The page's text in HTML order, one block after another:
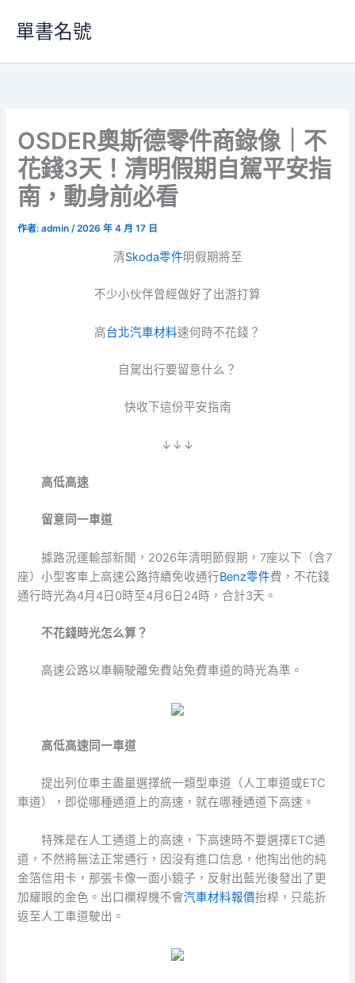
要
單書名號
OSDER奧斯德零件商錄像｜不
花錢3天！清明假期自駕平安指
南，動身前必看
作者:admin/2026 年 4 月 17 日
清Skoda零件明假期將至
不少小伙伴曾經做好了出游打算
高台北汽車材料速何時不花錢？
自駕出行要留意什么？
快收下這份平安指南
↓↓↓
高低高速
留意同一車道
據路況運輸部新聞，2026年清明節假期，7座以下（含7
座）小型客車上高速公路持續免收通行Benz零件費，不花錢
通行時光為4月4日0時至4月6日24時，合計3天。
不花錢時光怎么算？
高速公路以車輛駛離免費站免費車道的時光為準。
高低高速同一車道
提出列位車主盡量選擇統一類型車道（人工車道或ETC
車道），即從哪種通道上的高速，就在哪種通道下高速。
特殊是在人工通道上的高速，下高速時不要選擇ETC通
道，不然將無法正常通行，因沒有進口信息，他掏出他的純
金箔信用卡，那張卡像一面小鏡子，反射出藍光後發出了更
加耀眼的金色。出口欄桿機不會汽車材料報價抬桿，只能折
返至人工車道駛出。